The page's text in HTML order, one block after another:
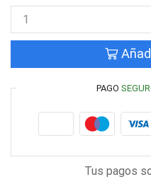
PAGO
Tus pagos